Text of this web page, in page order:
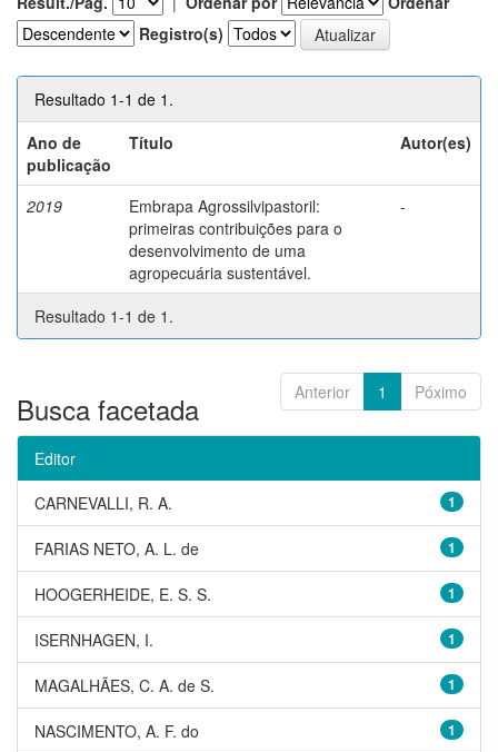
Registro(s)
Resultado 1-1 de 1.
Ano de
publicação
Título Autor(es)
2019
Embrapa Agrossilvipastoril:
primeiras contribuições para o
desenvolvimento de uma
agropecuária sustentável.
-
Resultado 1-1 de 1.
Anterior 1 Póximo
Busca facetada
Editor
1
CARNEVALLI, R. A.
1
FARIAS NETO, A. L. de
1
HOOGERHEIDE, E. S. S.
1
ISERNHAGEN, I.
1
MAGALHÃES, C. A. de S.
1
NASCIMENTO, A. F. do